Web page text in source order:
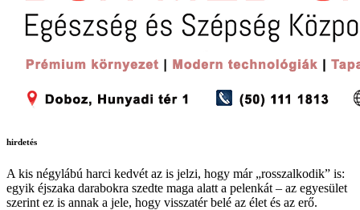
hirdetés
A kis négylábú harci kedvét az is jelzi, hogy már „rosszalkodik” is:
egyik éjszaka darabokra szedte maga alatt a pelenkát – az egyesület
szerint ez is annak a jele, hogy visszatér belé az élet és az erő.